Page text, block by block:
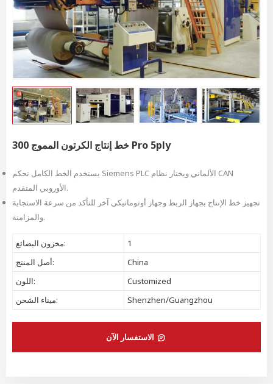
خط إنتاج الكرتون المموج 300 Pro 5ply
يستخدم الخط الكامل تحكم Siemens PLC الألماني ويختار نظام CAN
الأوروبي المتقدم.
تجهيز خط الإنتاج بجهاز الربط وجهاز أوتوماتيكي آخر للتأكد من سرعة الاستجابة
والمزامنة.
مخزون البضائع:
1
أصل المنتج:
China
اللون:
Customized
ميناء الشحن:
Shenzhen/Guangzhou
الاستفسار الآن